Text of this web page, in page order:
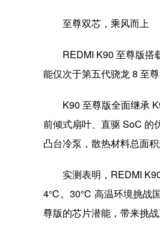
至尊双芯，乘风而上
REDMI K90 至尊版搭
能仅次于第五代骁龙 8 至尊
K90 至尊版全面继承
前倾式扇叶、直驱 SoC 的
凸台冷泵，散热材料总面积
实测表明，REDMI
4℃。30℃ 高温环境挑战国
尊版的芯片潜能，带来挑